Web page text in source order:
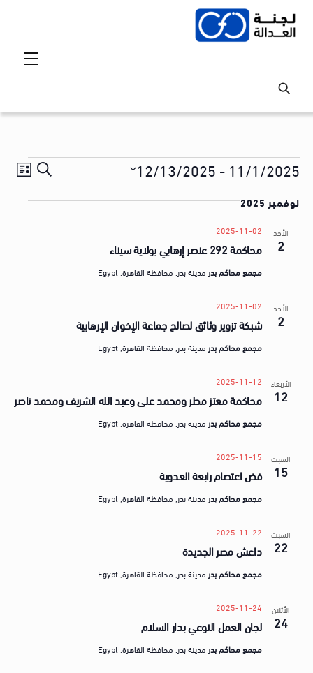
Skip
Events
Events
S
ق
ا
ا
11/1/2025
-
12/13/2025
e
نوفمبر 2025
الأحد
2 محاكمة 292 عنصر إرهابي بولاية سيناء
2025-11-02
مجمع محاكم بدر مدينة بدر, محافظة القاهرة, Egypt
الأحد
2 شبكة تزوير وثائق لصالح جماعة الإخوان الإرهابية
2025-11-02
مجمع محاكم بدر مدينة بدر, محافظة القاهرة, Egypt
الأربعاء
12 محاكمة معتز مطر ومحمد على وعبد الله الشريف ومحمد ناصر
2025-11-12
مجمع محاكم بدر مدينة بدر, محافظة القاهرة, Egypt
السبت
15 فض اعتصام رابعة العدوية
2025-11-15
مجمع محاكم بدر مدينة بدر, محافظة القاهرة, Egypt
السبت
22 داعش مصر الجديدة
2025-11-22
مجمع محاكم بدر مدينة بدر, محافظة القاهرة, Egypt
الأثنين
24 لجان العمل النوعي بدار السلام
2025-11-24
مجمع محاكم بدر مدينة بدر, محافظة القاهرة, Egypt